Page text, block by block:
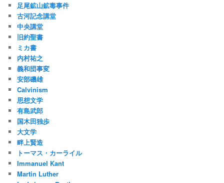
足尾鉱山鉱毒事件
古河記念講堂
中央講堂
旧約聖書
ミカ書
内村祐之
義和団事変
安部磯雄
Calvinism
思想文学
有島武郎
国木田独歩
大文学
畔上賢造
トーマス・カーライル
Immanuel Kant
Martin Luther